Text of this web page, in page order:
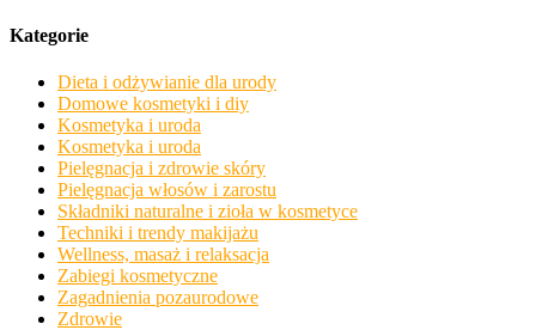
Kategorie
Dieta i odżywianie dla urody
Domowe kosmetyki i diy
Kosmetyka i uroda
Kosmetyka i uroda
Pielęgnacja i zdrowie skóry
Pielęgnacja włosów i zarostu
Składniki naturalne i zioła w kosmetyce
Techniki i trendy makijażu
Wellness, masaż i relaksacja
Zabiegi kosmetyczne
Zagadnienia pozaurodowe
Zdrowie